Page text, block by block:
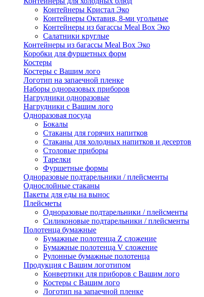
Контейнеры Кристал Эко
Контейнеры Октавия, 8-ми угольные
Контейнеры из багассы Meal Box Эко
Салатники круглые
Контейнеры из багассы Meal Box Эко
Коробки для фуршетных форм
Костеры
Костеры с Вашим лого
Логотип на запаечной пленке
Наборы одноразовых приборов
Нагрудники одноразовые
Нагрудники с Вашим лого
Одноразовая посуда
Бокалы
Стаканы для горячих напитков
Стаканы для холодных напитков и десертов
Столовые приборы
Тарелки
Фуршетные формы
Одноразовые подтарельники / плейсменты
Однослойные стаканы
Пакеты для еды на вынос
Плейсметы
Одноразовые подтарельники / плейсменты
Силиконовые подтарельники / плейсменты
Полотенца бумажные
Бумажные полотенца Z сложение
Бумажные полотенца V сложение
Рулонные бумажные полотенца
Продукция с Вашим логотипом
Конвертики для приборов с Вашим лого
Костеры с Вашим лого
Логотип на запаечной пленке